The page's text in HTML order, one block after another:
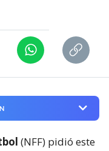
(NFF) pidió este